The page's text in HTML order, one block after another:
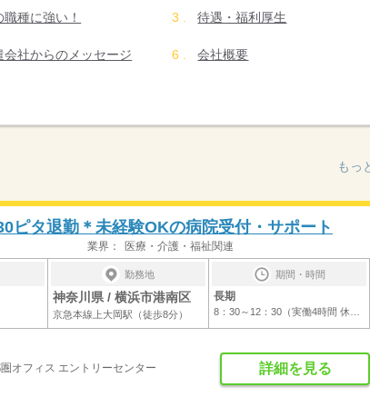
職種に強い！ 待遇・福利厚生
会社からのメッセージ 会社概要
もっ
ピタ退勤＊未経験OKの病院受付・サポート
業界： 医療・介護・福祉関連
勤務地
神奈川県 / 横浜市港南区
京急本線上大岡駅（徒歩8分）
期間・時間
長期
詳細を見る
オフィス エントリーセンター